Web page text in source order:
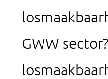
GWW